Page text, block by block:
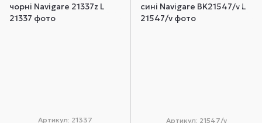
Артикул: 21337 Артикул: 21547/v